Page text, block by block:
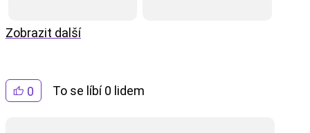
0 To se líbí 0 lidem
Zobrazit další